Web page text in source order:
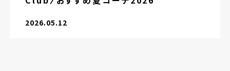
2026.05.12